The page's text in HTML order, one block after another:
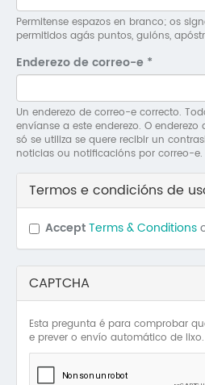
Permitense espazos en branco; os
permitidos agás puntos, guións,
Enderezo de correo-e *
Un enderezo de correo-e correcto.
envíanse a este enderezo. O
só se utiliza se quere recibir un
noticias ou notificacións por correo-e.
Termos e condicións de
AcceptTerms & Conditions
CAPTCHA
Esta pregunta é para comprobar
e prever o envío automático de lixo.